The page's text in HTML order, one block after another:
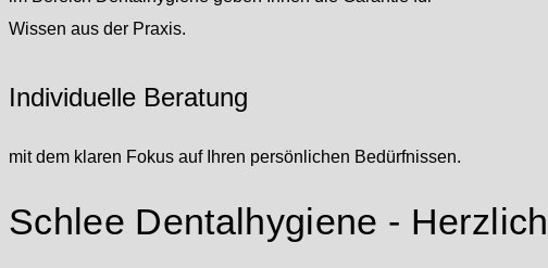
Wissen aus der Praxis.
Individuelle Beratung
mit dem klaren Fokus auf Ihren persönlichen Bedürfnissen.
Schlee Dentalhygiene -